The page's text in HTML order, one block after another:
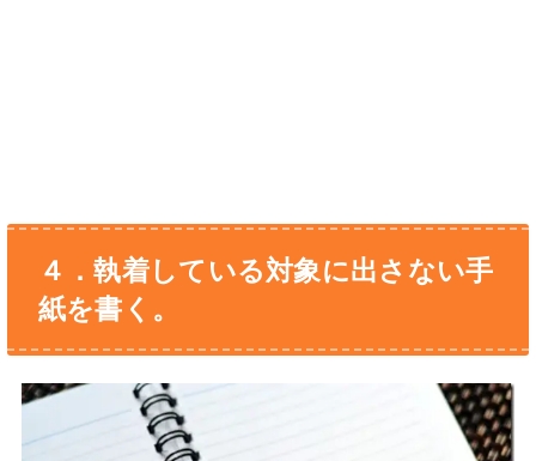
４．執着している対象に出さない手
紙を書く。